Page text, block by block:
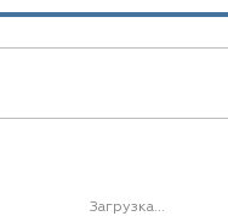
Загрузка...